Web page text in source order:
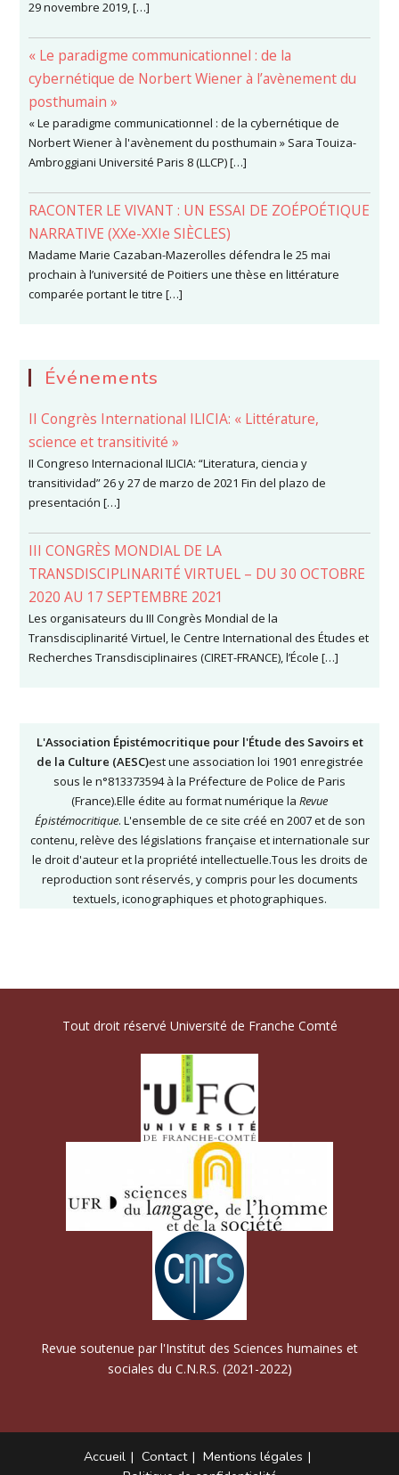
29 novembre 2019, […]
« Le paradigme communicationnel : de la
cybernétique de Norbert Wiener à l’avènement du
posthumain »
« Le paradigme communicationnel : de la cybernétique de
Norbert Wiener à l'avènement du posthumain » Sara Touiza-
Ambroggiani Université Paris 8 (LLCP) […]
RACONTER LE VIVANT : UN ESSAI DE ZOÉPOÉTIQUE
NARRATIVE (XXe-XXIe SIÈCLES)
Madame Marie Cazaban-Mazerolles défendra le 25 mai
prochain à l’université de Poitiers une thèse en littérature
comparée portant le titre […]
Événements
II Congrès International ILICIA: « Littérature,
science et transitivité »
II Congreso Internacional ILICIA: “Literatura, ciencia y
transitividad” 26 y 27 de marzo de 2021 Fin del plazo de
presentación […]
III CONGRÈS MONDIAL DE LA
TRANSDISCIPLINARITÉ VIRTUEL – DU 30 OCTOBRE
2020 AU 17 SEPTEMBRE 2021
Les organisateurs du III Congrès Mondial de la
Transdisciplinarité Virtuel, le Centre International des Études et
Recherches Transdisciplinaires (CIRET-FRANCE), l’École […]
L'Association Épistémocritique pour l'Étude des Savoirs et
de la Culture (AESC)est une association loi 1901 enregistrée
sous le n°813373594 à la Préfecture de Police de Paris
(France).Elle édite au format numérique la Revue
Épistémocritique. L'ensemble de ce site créé en 2007 et de son
contenu, relève des législations française et internationale sur
le droit d'auteur et la propriété intellectuelle.Tous les droits de
reproduction sont réservés, y compris pour les documents
textuels, iconographiques et photographiques.
Tout droit réservé Université de Franche Comté
Revue soutenue par l'Institut des Sciences humaines et
sociales du C.N.R.S. (2021-2022)
Accueil Contact
Mentions légales